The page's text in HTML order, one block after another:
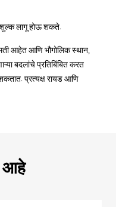
शुल्क लागू होऊ शकते.
आहेत आणि भौगोलिक स्थान,
बदलांचे प्रतिबिंबित करत
प्रत्यक्ष रायड आणि
आहे